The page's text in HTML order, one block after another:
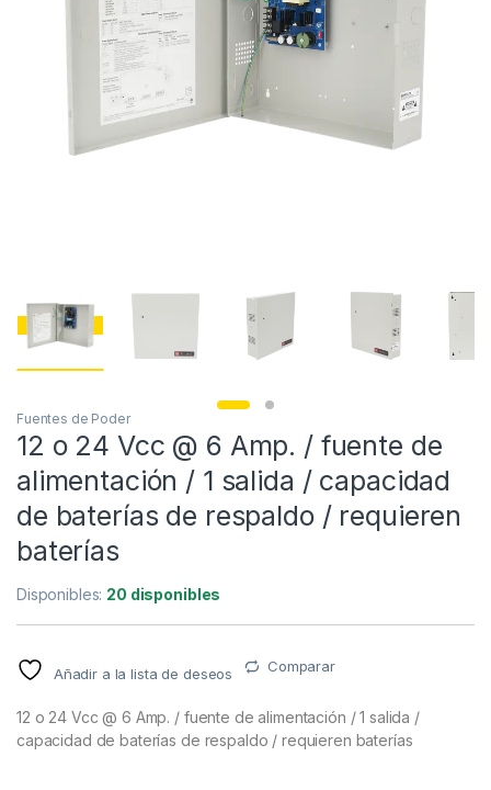
Fuentes de Poder
12 o 24 Vcc @ 6 Amp. / fuente de
alimentación / 1 salida / capacidad
de baterías de respaldo / requieren
baterías
Disponibles: 20 disponibles
Añadir a la lista de deseos Comparar
12 o 24 Vcc @ 6 Amp. / fuente de alimentación / 1 salida /
capacidad de baterías de respaldo / requieren baterías